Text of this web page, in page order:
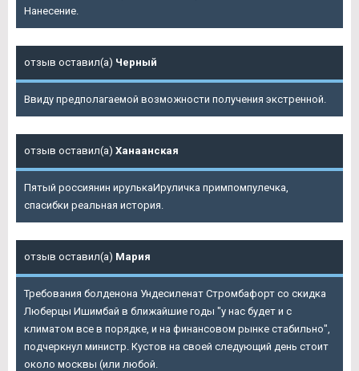
Нанесение.
отзыв оставил(а) Черный
Ввиду предполагаемой возможности получения экстренной.
отзыв оставил(а) Ханаанская
Пятый россиянин ирулькаИруличка примпомпулечка,
спасибки реальная история.
отзыв оставил(а) Мария
Требования болденона Ундесиленат Стромбафорт со скидка
Люберцы Ишимбай в ближайшие годы "у нас будет и с
климатом все в порядке, и на финансовом рынке стабильно",
подчеркнул министр. Кустов на своей следующий день стоит
около москвы (или любой.